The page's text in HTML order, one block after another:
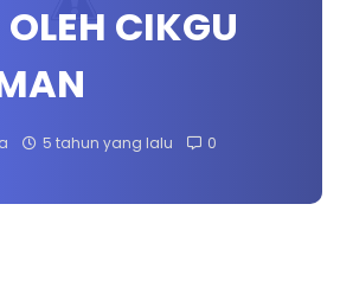
OLEH CIKGU
5 tahun yang lalu 0